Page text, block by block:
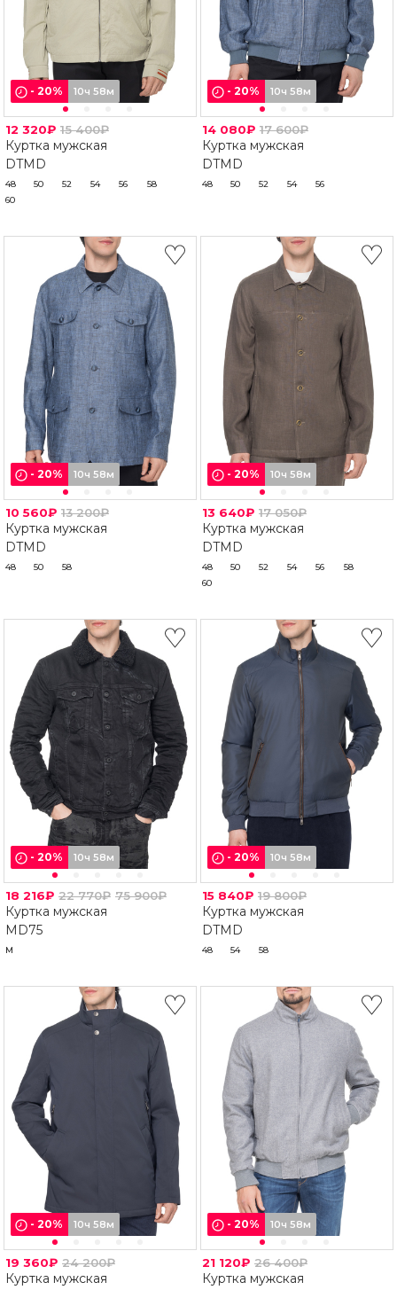
- 20% 10ч 58м
12 320₽ 15 400₽
Куртка мужская
DTMD
48 50 52 54 56
58
60
- 20% 10ч 58м
14 080₽ 17 600₽
Куртка мужская
DTMD
48 50 52 54 56
- 20% 10ч 58м
10 560₽ 13 200₽
Куртка мужская
DTMD
48 50 58
- 20% 10ч 58м
13 640₽ 17 050₽
Куртка мужская
DTMD
48 50 52 54 56
58
60
- 20% 10ч 58м
18 216₽ 22 770₽ 75 900₽
Куртка мужская
MD75
M
- 20% 10ч 58м
15 840₽ 19 800₽
Куртка мужская
DTMD
48 54 58
- 20% 10ч 58м
19 360₽ 24 200₽
Куртка мужская
- 20% 10ч 58м
21 120₽ 26 400₽
Куртка мужская